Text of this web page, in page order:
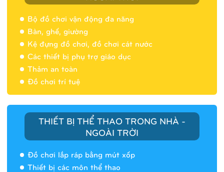
Bộ đồ chơi vận động đa năng
Bàn, ghế, giường
Kệ đựng đồ chơi, đồ chơi cát nước
Các thiết bị phụ trợ giáo dục
Thảm an toàn
Đồ chơi trí tuệ
THIẾT BỊ THỂ THAO TRONG NHÀ -
NGOÀI TRỜI
Đồ chơi lắp ráp bằng mút xốp
Thiết bị các môn thể thao
Nhà banh 9H5404